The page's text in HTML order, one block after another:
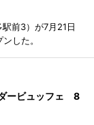
前3）が7月21日
した。
ービュッフェ 8